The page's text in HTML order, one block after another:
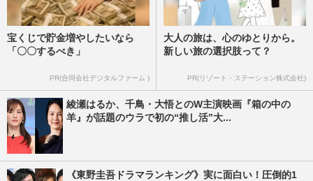
宝くじで貯金増やしたいなら
「〇〇するべき」
PR(合同会社デジタルファーム )
大人の旅は、心のゆとりから。
新しい旅の選択肢って？
PR(リゾート・ステーション株式会社)
綾瀬はるか、千鳥・大悟とのW主演映画『箱の中の
羊』が話題のウラで初の“推し活”大...
《東野圭吾ドラマランキング》実に面白い！圧倒的1